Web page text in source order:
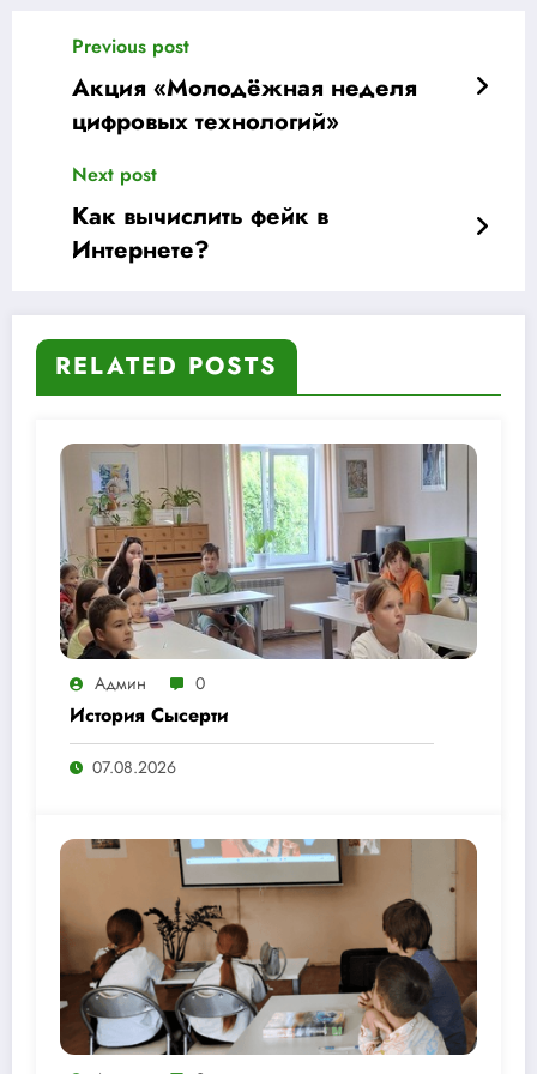
Previous post
Акция «Молодёжная неделя
цифровых технологий»
Next post
Как вычислить фейк в
Интернете?
RELATED POSTS
Админ 0
История Сысерти
07.08.2026